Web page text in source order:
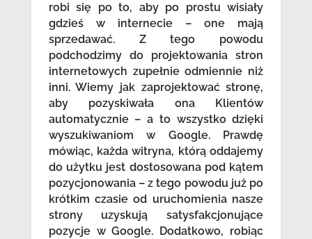
robi się po to, aby po prostu wisiały
gdzieś w internecie – one mają
sprzedawać. Z tego powodu
podchodzimy do projektowania stron
internetowych zupełnie odmiennie niż
inni. Wiemy jak zaprojektować stronę,
aby pozyskiwała ona Klientów
automatycznie – a to wszystko dzięki
wyszukiwaniom w Google. Prawdę
mówiąc, każda witryna, którą oddajemy
do użytku jest dostosowana pod kątem
pozycjonowania – z tego powodu już po
krótkim czasie od uruchomienia nasze
strony uzyskują satysfakcjonujące
pozycje w Google. Dodatkowo, robiąc